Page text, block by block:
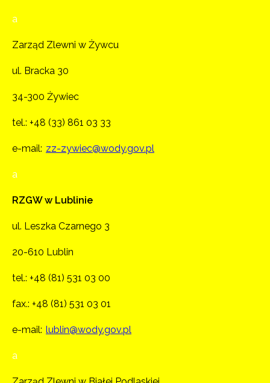
a
Zarząd Zlewni w Żywcu
ul. Bracka 30
34-300 Żywiec
tel.: +48 (33) 861 03 33
e-mail: zz-zywiec@wody.gov.pl
a
RZGW w Lublinie
ul. Leszka Czarnego 3
20-610 Lublin
tel.: +48 (81) 531 03 00
fax.: +48 (81) 531 03 01
e-mail: lublin@wody.gov.pl
a